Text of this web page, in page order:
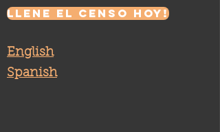
LLENE EL CENSO HOY!
English
Spanish